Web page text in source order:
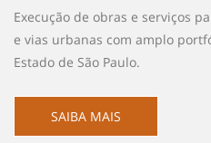
Execução de obras e serviços
e vias urbanas com amplo
Estado de São Paulo.
SAIBA MAIS